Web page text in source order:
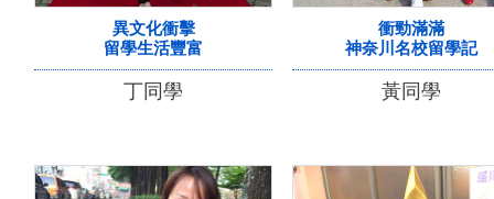
異文化衝擊
留學生活豐富
丁同學
衝勁滿滿
神奈川名校留學記
黃同學